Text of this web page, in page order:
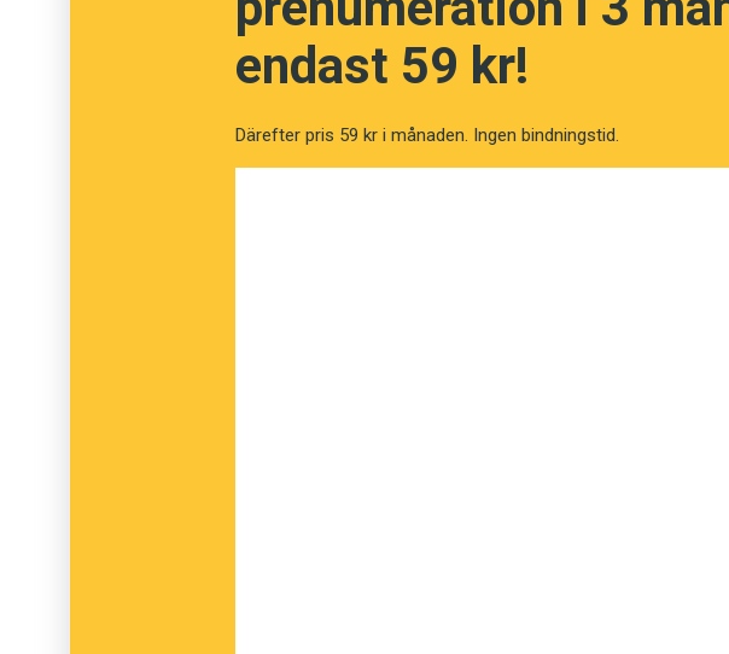
European Publishing Awards delas ut i Wien i april. Övriga
special interest är det nederländska resemagasinet Oostenrijk
endast 59 kr!
Därefter pris 59 kr i månaden. Ingen bindningstid.